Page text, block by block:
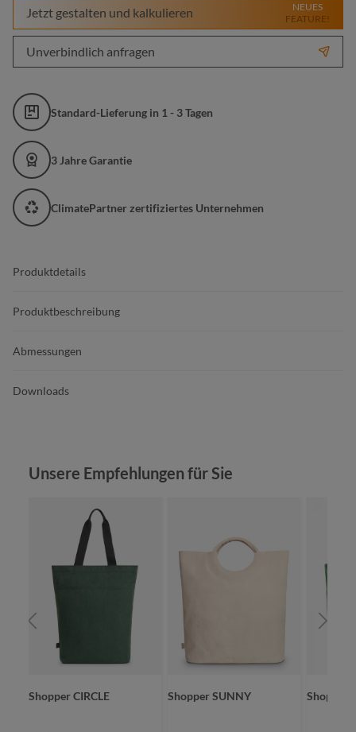
Jetzt gestalten und kalkulieren
NEUES
FEATURE!
Unverbindlich anfragen
Standard-Lieferung in 1 - 3 Tagen
3 Jahre Garantie
ClimatePartner zertifiziertes Unternehmen
Produktdetails
Produktbeschreibung
Abmessungen
Downloads
Produktgalerie überspringen
Unsere Empfehlungen für Sie
Shopper CIRCLE Shopper SUNNY Shopper